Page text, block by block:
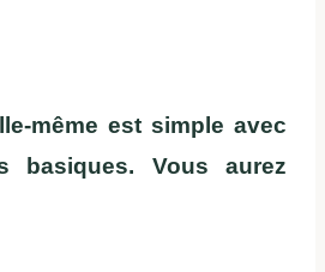
même est simple avec
basiques. Vous aurez